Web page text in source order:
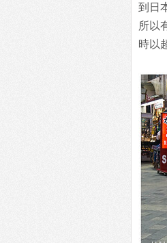
到日
所以
時以